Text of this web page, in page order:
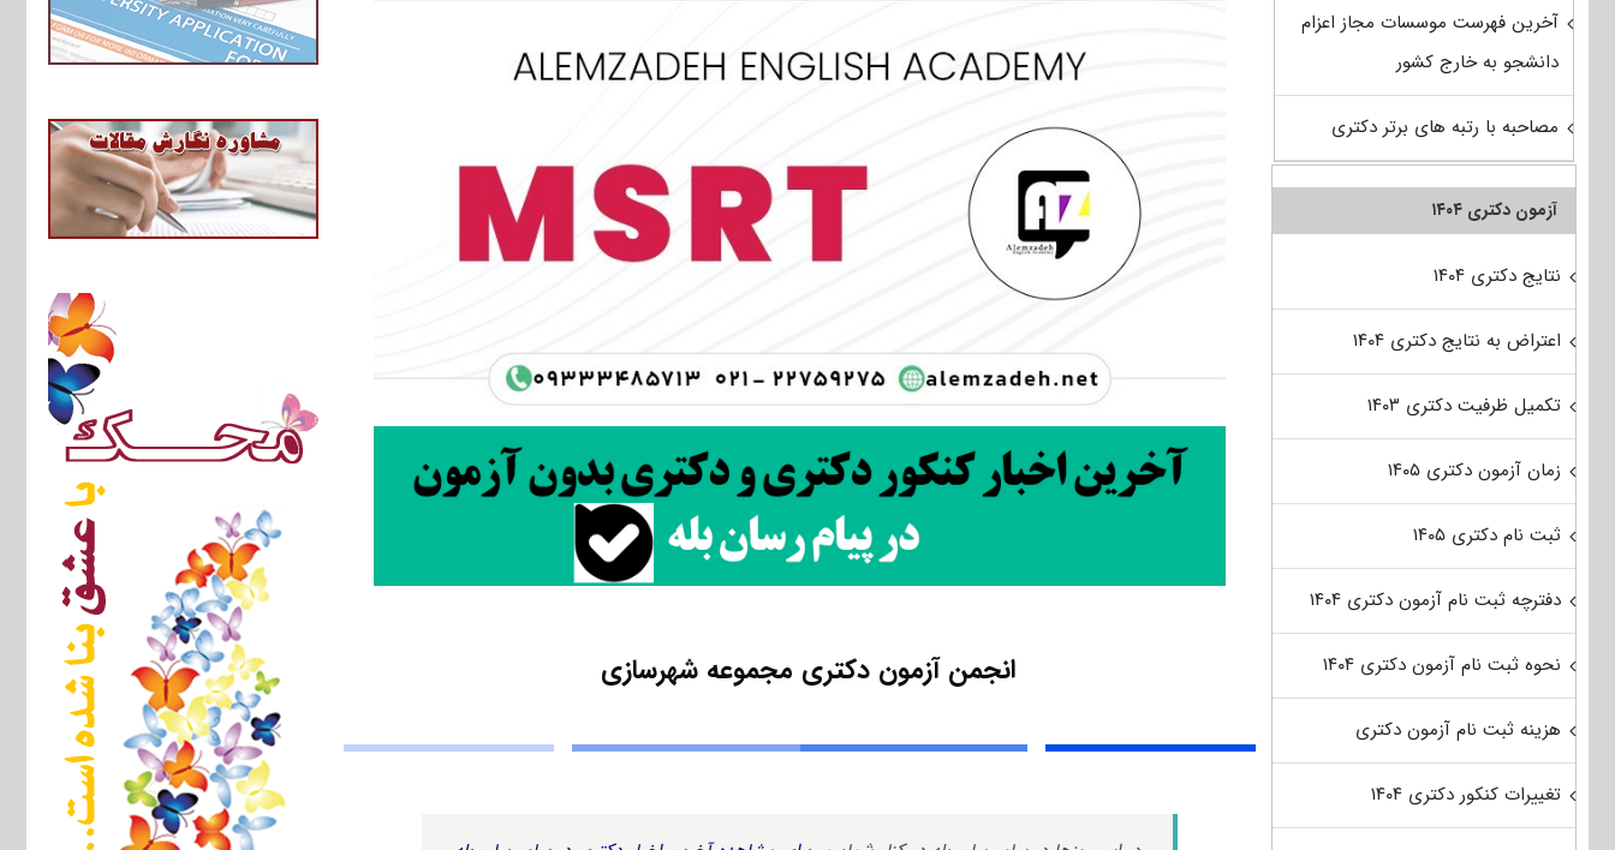
انجمن آزمون دکتری مجموعه شهرسازی
آخرین فهرست موسسات مجاز اعزام
دانشجو به خارج کشور
مصاحبه با رتبه های برتر دکتری
آزمون دکتری ۱۴۰۴
نتایج دکتری ۱۴۰۴
اعتراض به نتایج دکتری ۱۴۰۴
تکمیل ظرفیت دکتری ۱۴۰۳
زمان آزمون دکتری ۱۴۰۵
ثبت نام دکتری ۱۴۰۵
دفترچه ثبت نام آزمون دکتری ۱۴۰۴
نحوه ثبت نام آزمون دکتری ۱۴۰۴
هزینه ثبت نام آزمون دکتری
تغییرات کنکور دکتری ۱۴۰۴